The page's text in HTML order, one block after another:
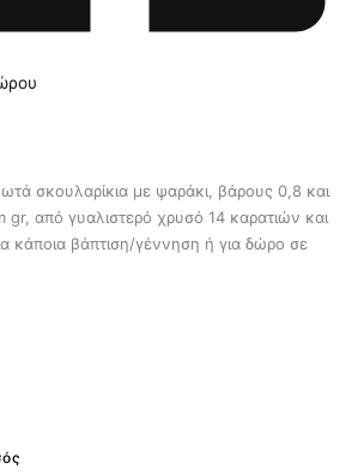
σκουλαρίκια με ψαράκι, βάρους 0,8 και
από γυαλιστερό χρυσό 14 καρατιών και
κάποια βάπτιση/γέννηση ή για δώρο σε